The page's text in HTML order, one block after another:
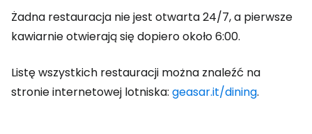
Żadna restauracja nie jest otwarta 24/7, a pierwsze
kawiarnie otwierają się dopiero około 6:00.
Listę wszystkich restauracji można znaleźć na
stronie internetowej lotniska: geasar.it/dining.